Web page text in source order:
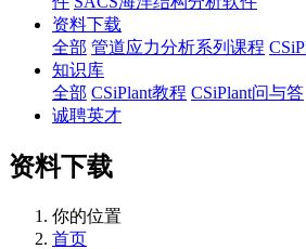
资料下载
全部 管道应力分析系列课程
知识库
全部 CSiPlant教程 CSiPlant问与答
诚聘英才
资料下载
你的位置
首页